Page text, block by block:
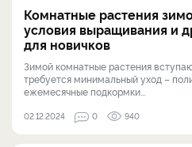
Комнатные растения
условия выращивания и
для новичков
Зимой комнатные растения
требуется минимальный уход –
ежемесячные подкормки...
02.12.2024 0 940